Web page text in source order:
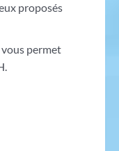
proposés
permet